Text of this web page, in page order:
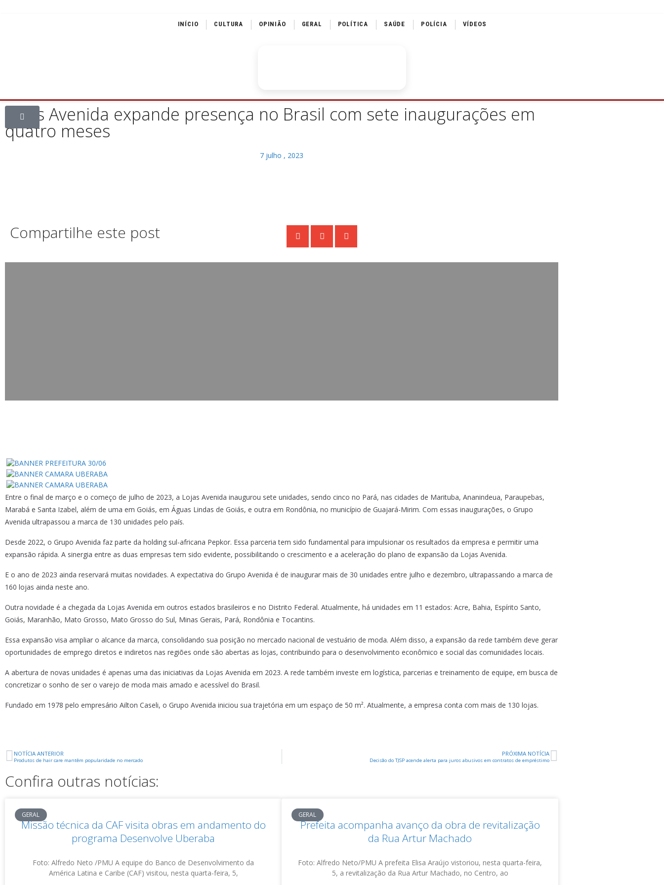
INÍCIO CULTURA OPINIÃO GERAL POLÍTICA SAÚDE POLÍCIA VÍDEOS
Lojas Avenida expande presença no Brasil com sete inaugurações em
quatro meses
7 julho , 2023
Compartilhe este post
Entre o final de março e o começo de julho de 2023, a Lojas Avenida inaugurou sete unidades, sendo cinco no Pará, nas cidades de Marituba, Ananindeua, Paraupebas,
Marabá e Santa Izabel, além de uma em Goiás, em Águas Lindas de Goiás, e outra em Rondônia, no município de Guajará-Mirim. Com essas inaugurações, o Grupo
Avenida ultrapassou a marca de 130 unidades pelo país.
Desde 2022, o Grupo Avenida faz parte da holding sul-africana Pepkor. Essa parceria tem sido fundamental para impulsionar os resultados da empresa e permitir uma
expansão rápida. A sinergia entre as duas empresas tem sido evidente, possibilitando o crescimento e a aceleração do plano de expansão da Lojas Avenida.
E o ano de 2023 ainda reservará muitas novidades. A expectativa do Grupo Avenida é de inaugurar mais de 30 unidades entre julho e dezembro, ultrapassando a marca de
160 lojas ainda neste ano.
Outra novidade é a chegada da Lojas Avenida em outros estados brasileiros e no Distrito Federal. Atualmente, há unidades em 11 estados: Acre, Bahia, Espírito Santo,
Goiás, Maranhão, Mato Grosso, Mato Grosso do Sul, Minas Gerais, Pará, Rondônia e Tocantins.
Essa expansão visa ampliar o alcance da marca, consolidando sua posição no mercado nacional de vestuário de moda. Além disso, a expansão da rede também deve gerar
oportunidades de emprego diretos e indiretos nas regiões onde são abertas as lojas, contribuindo para o desenvolvimento econômico e social das comunidades locais.
A abertura de novas unidades é apenas uma das iniciativas da Lojas Avenida em 2023. A rede também investe em logística, parcerias e treinamento de equipe, em busca de
concretizar o sonho de ser o varejo de moda mais amado e acessível do Brasil.
Fundado em 1978 pelo empresário Ailton Caseli, o Grupo Avenida iniciou sua trajetória em um espaço de 50 m². Atualmente, a empresa conta com mais de 130 lojas.
NOTÍCIA ANTERIOR
Produtos de hair care mantêm popularidade no mercado
PRÓXIMA NOTÍCIA
Decisão do TJSP acende alerta para juros abusivos em contratos de empréstimo
Confira outras notícias:
GERAL
Missão técnica da CAF visita obras em andamento do
programa Desenvolve Uberaba
Foto: Alfredo Neto /PMU A equipe do Banco de Desenvolvimento da
América Latina e Caribe (CAF) visitou, nesta quarta-feira, 5,
GERAL
Prefeita acompanha avanço da obra de revitalização
da Rua Artur Machado
Foto: Alfredo Neto/PMU A prefeita Elisa Araújo vistoriou, nesta quarta-feira,
5, a revitalização da Rua Artur Machado, no Centro, ao